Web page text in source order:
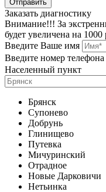
Заказать диагностику
Внимание!!! За
будет увеличена на 1000
Введите Ваше имя
Введите номер телефона
Населенный пункт
Брянск
Супонево
Добрунь
Глинищево
Путевка
Мичуринский
Отрадное
Новые Дарковичи
Нетьинка